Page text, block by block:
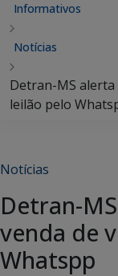
Informativos
Notícias
Detran-MS alerta
leilão pelo
Notícias
Detran-
venda de
Whatspp